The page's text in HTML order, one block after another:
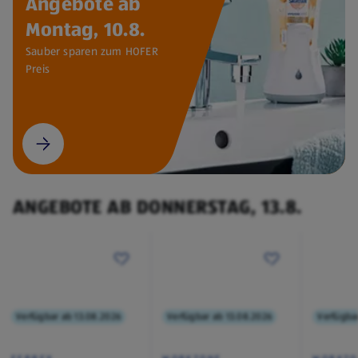
Montag, 10.8.
Sauber sparen zum HOFER
Preis
ANGEBOTE AB DONNERSTAG, 13.8.
Verfügbar ab 13.08.2026 Verfügbar ab 13.08.2026